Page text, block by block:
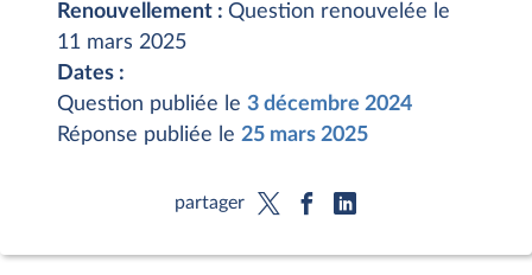
Renouvellement : Question renouvelée le
11 mars 2025
Dates :
Question publiée le 3 décembre 2024
Réponse publiée le 25 mars 2025
partager